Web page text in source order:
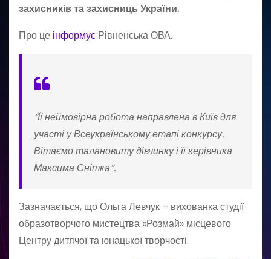
захисників та захисниць України.
Про це інформує Рівненська ОВА.
“Її неймовірна робота направлена в Київ для
участі у Всеукраїнському етапі конкурсу.
Вітаємо талановиту дівчинку і її керівника
Максима Снітка”.
Зазначається, що Ольга Левчук – вихованка студії
образотворчого мистецтва «Розмай» місцевого
Центру дитячої та юнацької творчості.